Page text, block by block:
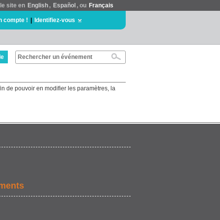
site en English , Español , ou Français
compte ! Identifiez-vous
de pouvoir en modifier les paramètres, la